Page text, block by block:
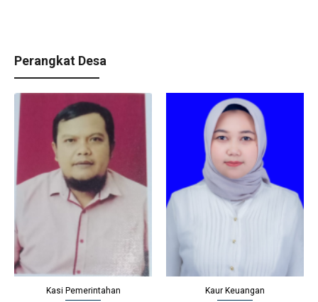
Perangkat Desa
Kaur Keuangan Kamituwo